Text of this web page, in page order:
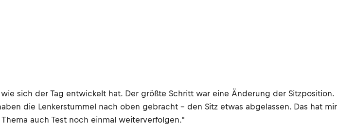
sich der Tag entwickelt hat. Der größte Schritt war eine Änderung der Sitzposition.
die Lenkerstummel nach oben gebracht – den Sitz etwas abgelassen. Das hat mir
auch Test noch einmal weiterverfolgen."